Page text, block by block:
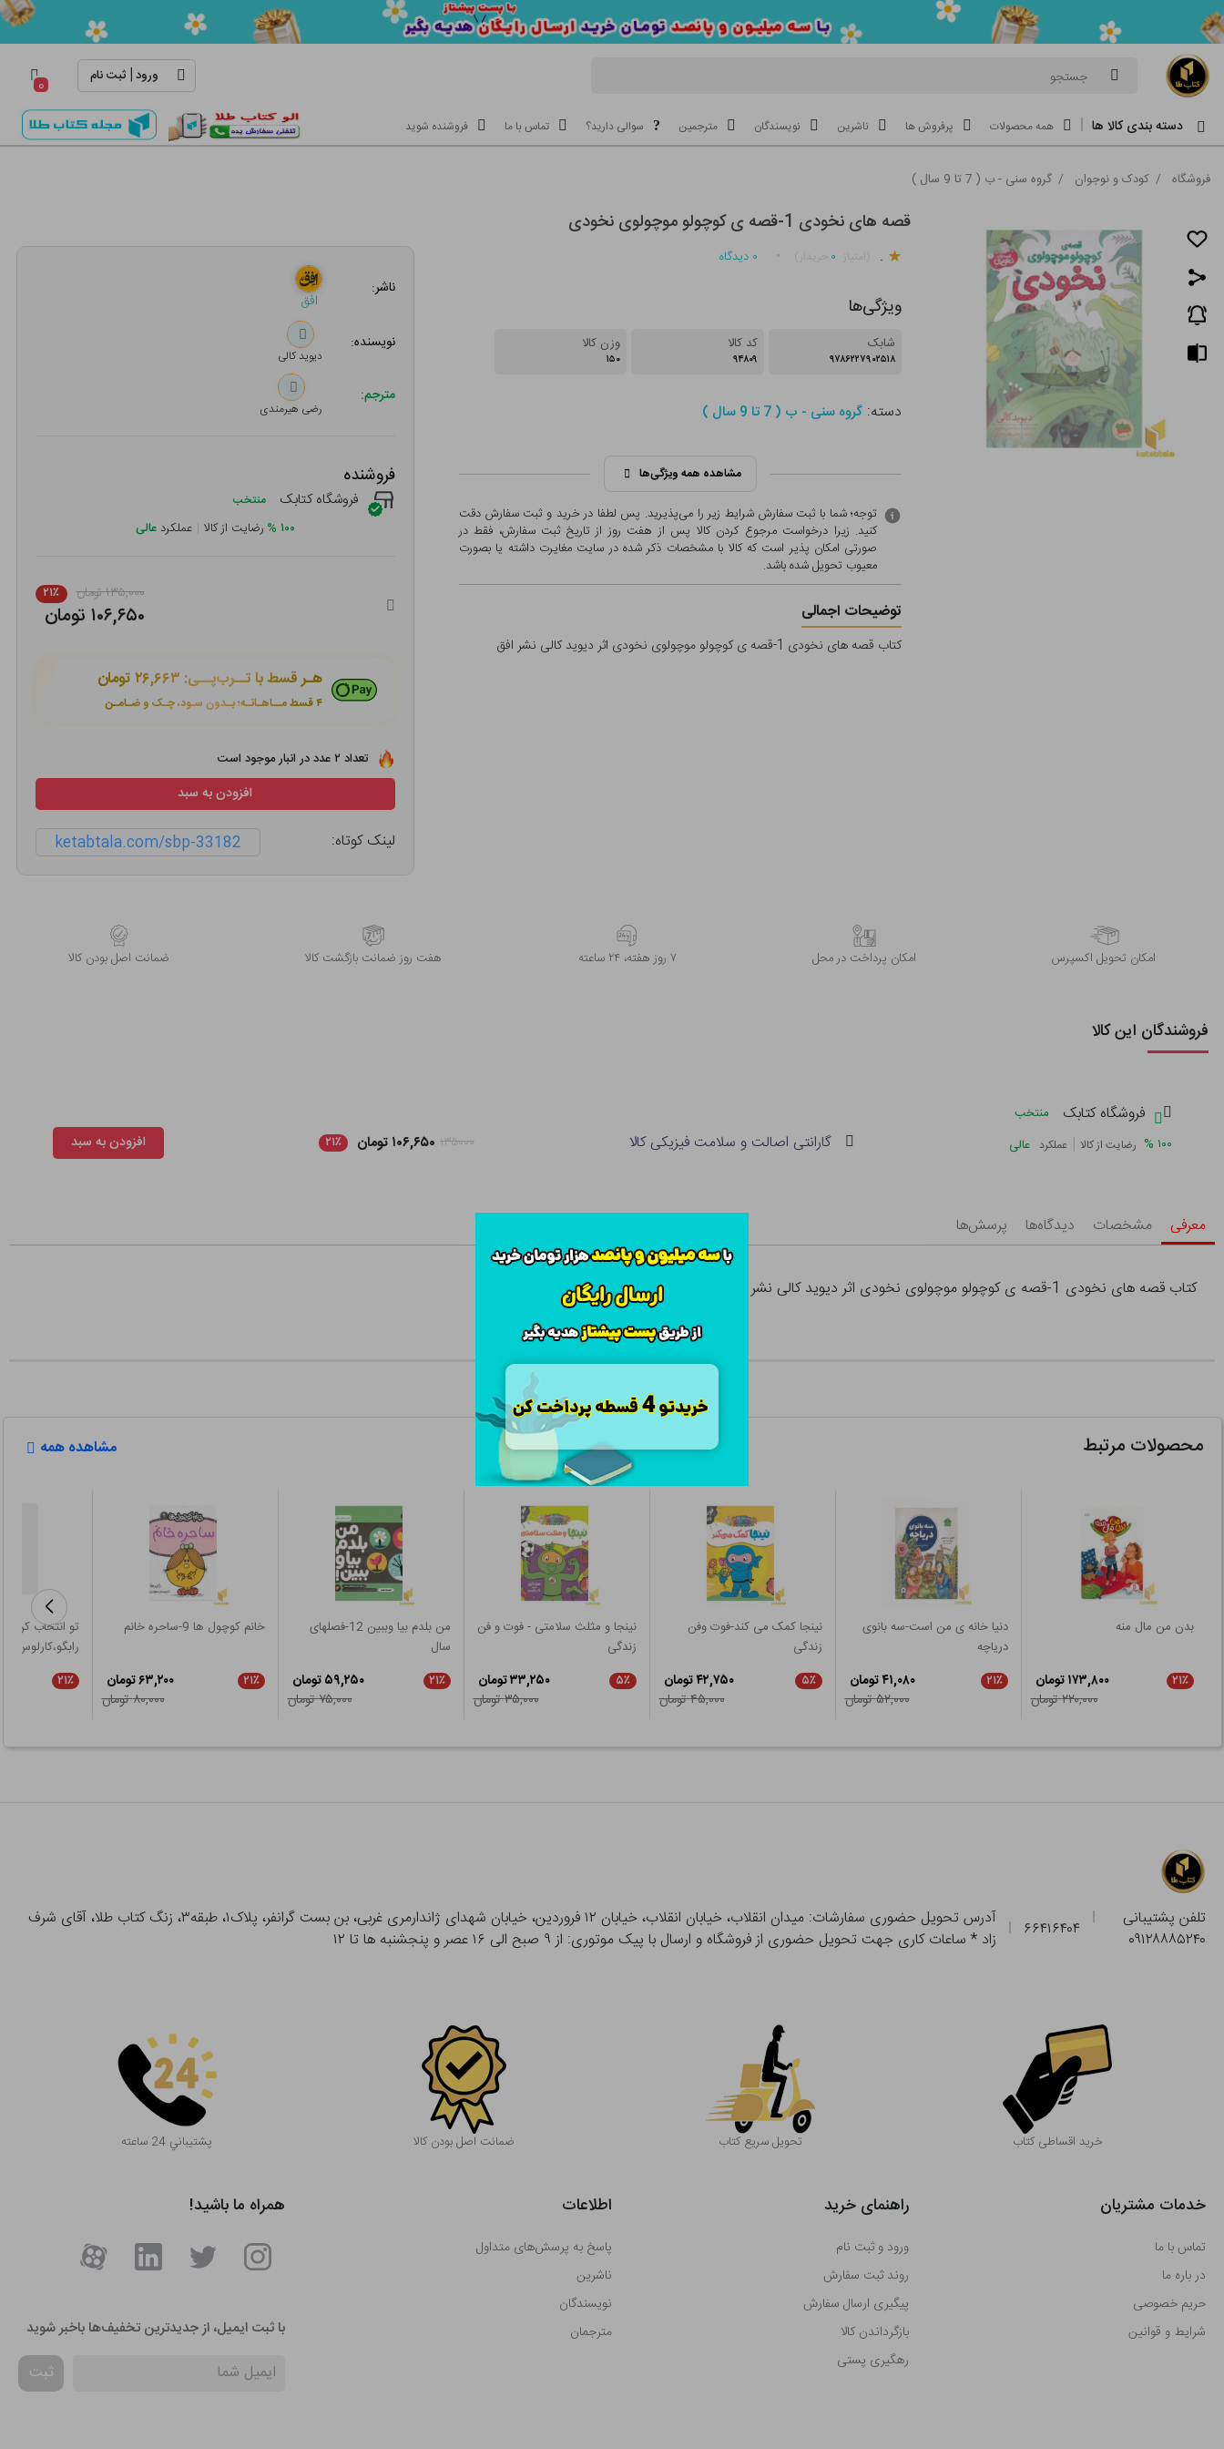
جستجو ورود| ثبت نام ۰
دسته بندی کالا ها همه محصولات پرفروش ها ناشرین نویسندگان مترجمین سوالی دارید؟ تماس با ما فروشنده شوید
فروشگاه / کودک و نوجوان / گروه سنی - ب ( 7 تا 9 سال )
قصه های نخودی 1-قصه ی کوچولو موچولوی نخودی
. ۰ ۰ دیدگاه
ویژگی‌ها
شابک
۹۷۸۶۲۲۷۹۰۲۵۱۸
کد کالا
۹۴۸۰۹
وزن کالا
۱۵۰
دسته: گروه سنی - ب ( 7 تا 9 سال )
مشاهده همه ویژگی‌ها
توجه؛ شما با ثبت سفارش شرایط زیر را می‌پذیرید. پس لطفا در خرید و ثبت سفارش دقت
کنید. زیرا درخواست مرجوع کردن کالا پس از هفت روز از تاریخ ثبت سفارش، فقط در
صورتی امکان پذیر است که کالا با مشخصات ذکر شده در سایت مغایرت داشته یا بصورت
معيوب تحویل شده باشد.
توضیحات اجمالی
کتاب قصه های نخودی 1-قصه ی کوچولو موچولوی نخودی اثر دیوید کالی نشر افق
ناشر:
افق
نویسنده:
دیوید کالی
مترجم:
رضی هیرمندی
فروشنده
فروشگاه کتابک منتخب
۱۰۰ % رضایت از کالا | عملکرد عالی
۱۳۵,۰۰۰ تومان ۲۱٪
۱۰۶,۶۵۰ تومان
هـر قسط با تــرب‌پــی: ۲۶,۶۶۳ تومان
۴ قسط مــاهـانـه؛ بـدون سـود، چـک و ضـامـن
تعداد ۲ عدد در انبار موجود است
افزودن به سبد
لینک کوتاه: ketabtala.com/sbp-33182
اﻣﮑﺎن ﺗﺤﻮﯾﻞ اﮐﺴﭙﺮس امکان پرداخت در محل ۷ روز ﻫﻔﺘﻪ، ۲۴ ﺳﺎﻋﺘﻪ هفت روز ضمانت بازگشت کالا ﺿﻤﺎﻧﺖ اﺻﻞ ﺑﻮدن ﮐﺎﻟﺎ
فروشندگان این کالا
فروشگاه کتابک
منتخب
۱۰۰ % رضایت از کالا | عملکرد عالی گارانتی اصالت و سلامت فیزیکی کالا ۱۳۵۰۰۰ ۱۰۶,۶۵۰ تومان ۲۱٪ افزودن به سبد
معرفی مشخصات دیدگاه‌ها پرسش‌ها
کتاب قصه های نخودی 1-قصه ی کوچولو موچولوی نخودی اثر دیوید کالی نشر افق
محصولات مرتبط مشاهده همه
بدن من مال منه
۲۱٪
۱۷۳,۸۰۰ تومان
۲۲۰,۰۰۰ تومان
دنیا خانه ی من است-سه بانوی
دریاچه
۲۱٪
۴۱,۰۸۰ تومان
۵۲,۰۰۰ تومان
نینجا کمک می کند-فوت وفن
زندگی
۵٪
۴۲,۷۵۰ تومان
۴۵,۰۰۰ تومان
نینجا و مثلث سلامتی - فوت و فن
زندگی
۵٪
۳۳,۲۵۰ تومان
۳۵,۰۰۰ تومان
من بلدم بیا وببین 12-فصلهای
سال
۲۱٪
۵۹,۲۵۰ تومان
۷۵,۰۰۰ تومان
خانم کوچول ها 9-ساحره خانم
۲۱٪
۶۳,۲۰۰ تومان
۸۰,۰۰۰ تومان
تو انتخاب کن
رابگو،کارلوس!
۲۱٪
تلفن پشتیبانی
۰۹۱۲۸۸۸۵۲۴۰
۶۶۴۱۶۴۰۴
آدرس تحویل حضوری سفارشات: میدان انقلاب، خیابان انقلاب، خیابان ۱۲ فروردین، خیابان شهدای ژاندارمری غربی، بن بست گرانفر، پلاک۱، طبقه۳، زنگ کتاب طلا، آقای شرف
زاد * ساعات کاری جهت تحویل حضوری از فروشگاه و ارسال با پیک موتوری: از ۹ صبح الی ۱۶ عصر و پنجشنبه ها تا ۱۲
خرید اقساطی کتاب تحویل سریع کتاب
بصورت حضوری از آدرس تحویل حضوری سفارش خود را بدون هیچ هزینه ای تحویل بگیرید.
ضمانت اصل بودن کالا پشتيباني 24 ساعته
خدمات مشتریان
تماس با ما
در باره ما
حریم خصوصی
شرایط و قوانین
راهنمای خرید
ورود و ثبت نام
روند ثبت سفارش
پیگیری ارسال سفارش
بازگرداندن کالا
رهگیری پستی
اطلاعات
پاسخ به پرسش‌های متداول
ناشرین
نویسندگان
مترجمان
همراه ما باشید!
با ثبت ایمیل، از جدید‌ترین تخفیف‌ها با‌خبر شوید
ثبت